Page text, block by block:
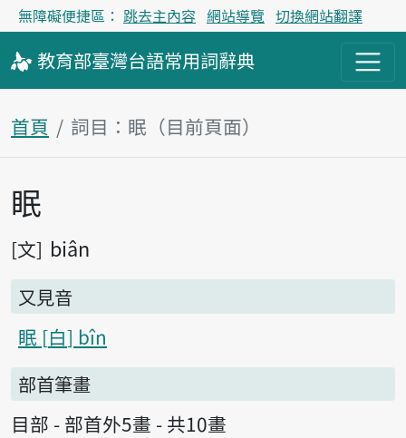
無障礙便捷區： 跳去主內容 網站導覽 切換網站翻譯
教育部臺灣台語常用詞辭典
首頁 詞目：眠（目前頁面）
主內容區塊
眠
文 biân
又見音
眠 白 bîn
部首筆畫
目部 - 部首外5畫 - 共10畫